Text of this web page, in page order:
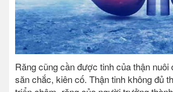
Răng cũng cần được tinh của thận
săn chắc, kiên cố. Thận tinh không đủ